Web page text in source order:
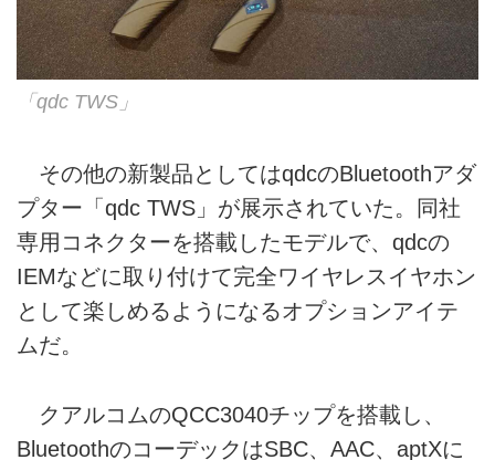
の10ドライバー構成のQuadbrid
システムを...
「qdc TWS」
その他の新製品としてはqdcのBluetoothアダ
プター「qdc TWS」が展示されていた。同社
専用コネクターを搭載したモデルで、qdcの
IEMなどに取り付けて完全ワイヤレスイヤホン
として楽しめるようになるオプションアイテ
ムだ。
クアルコムのQCC3040チップを搭載し、
BluetoothのコーデックはSBC、AAC、aptXに